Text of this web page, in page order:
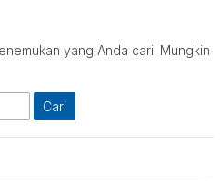
yang Anda cari. Mungkin